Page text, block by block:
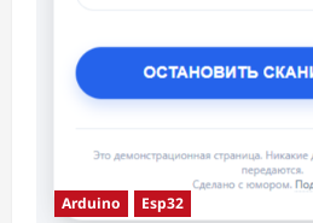
Arduino Esp32